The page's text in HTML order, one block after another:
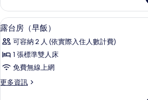
片
(Air
purifier,
Styler)
詳
情
顯
示
露
台
（早
羽絨被、
13
露台房（早飯）
可容納 2 人 (依實際入住人數計費)
1 張標準雙人床
免費無線上網
更多資訊
更